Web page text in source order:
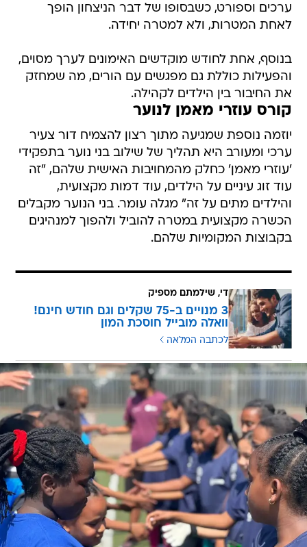
ערכים וספורט, כשבסופו של דבר הניצחון הופך
לאחת המטרות, ולא למטרה יחידה.
בנוסף, אחת לחודש מוקדשים האימונים לערך מסוים,
והפעילות כוללת גם מפגשים עם הורים, מה שמחזק
את החיבור בין הילדים לקהילה.
קורס עוזרי מאמן לנוער
יוזמה נוספת שמגיעה מתוך רצון להצמיח דור צעיר
ערכי ומעורב היא תהליך של שילוב בני נוער בתפקידי
'עוזרי מאמן' כחלק מהמחויבות האישית שלהם, "זה
עוד זוג עיניים על הילדים, עוד דמות מקצועית,
והילדים מתים על זה" מגלה עומר. בני הנוער מקבלים
הכשרה מקצועית במטרה להוביל ולהפוך למנהיגים
בקבוצות המקומיות שלהם.
די, שילמתם מספיק
3 מנויים ב-75 שקלים וגם חודש חינם!
וואלה מובייל חוסכת המון
לכתבה המלאה